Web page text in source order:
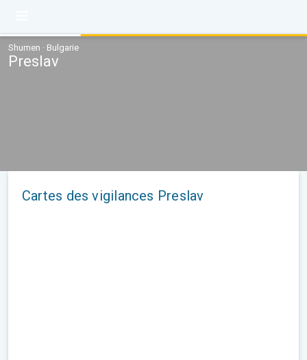
Shumen · Bulgarie
Preslav
Cartes des vigilances Preslav